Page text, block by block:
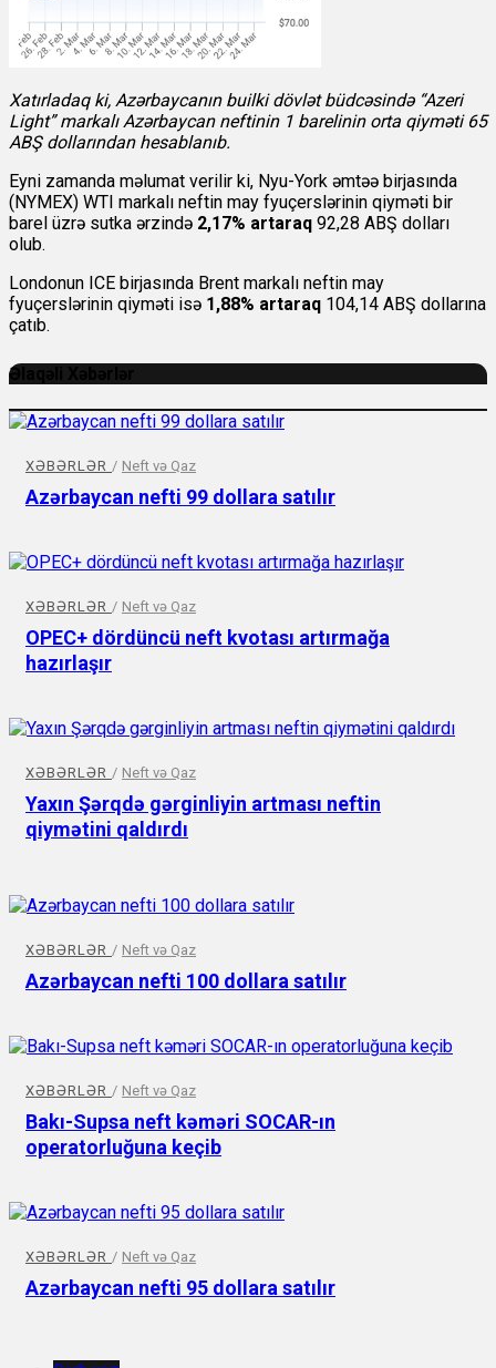
Xatırladaq ki, Azərbaycanın builki dövlət büdcəsində “Azeri
Light” markalı Azərbaycan neftinin 1 barelinin orta qiyməti 65
ABŞ dollarından hesablanıb.
Eyni zamanda məlumat verilir ki, Nyu-York əmtəə birjasında
(NYMEX) WTI markalı neftin may fyuçerslərinin qiyməti bir
barel üzrə sutka ərzində 2,17% artaraq 92,28 ABŞ dolları
olub.
Londonun ICE birjasında Brent markalı neftin may
fyuçerslərinin qiyməti isə 1,88% artaraq 104,14 ABŞ dollarına
çatıb.
Əlaqəli Xəbərlər
XƏBƏRLƏR / Neft və Qaz
Azərbaycan nefti 99 dollara satılır
XƏBƏRLƏR / Neft və Qaz
OPEC+ dördüncü neft kvotası artırmağa
hazırlaşır
XƏBƏRLƏR / Neft və Qaz
Yaxın Şərqdə gərginliyin artması neftin
qiymətini qaldırdı
XƏBƏRLƏR / Neft və Qaz
Azərbaycan nefti 100 dollara satılır
XƏBƏRLƏR / Neft və Qaz
Bakı-Supsa neft kəməri SOCAR-ın
operatorluğuna keçib
XƏBƏRLƏR / Neft və Qaz
Azərbaycan nefti 95 dollara satılır